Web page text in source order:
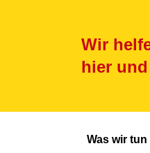
Wir
hier
Was wir tun